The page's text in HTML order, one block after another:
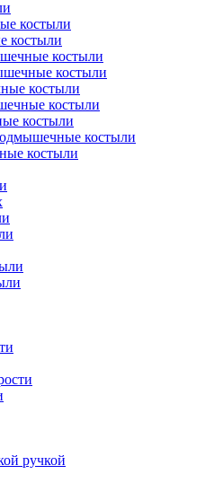
костыли
костыли
костыли
костыли
костыли
костыли
костыли
костыли
костыли
ручкой